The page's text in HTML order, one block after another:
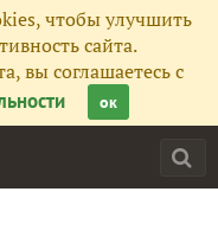
чтобы улучшить
сайта.
вы соглашаетесь с
ок
15